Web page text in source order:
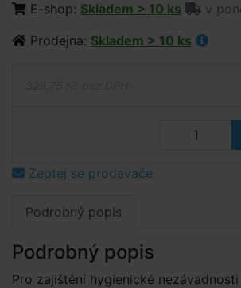
E-shop: Skladem > 10 ks
v
Prodejna: Skladem > 10 ks
Zeptej se prodavače
Podrobný popis
Podrobný popis
Pro zajištění hygienické